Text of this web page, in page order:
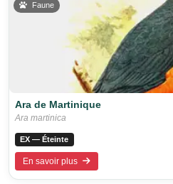
Faune
Ara de Martinique
Ara martinica
EX — Éteinte
En savoir plus